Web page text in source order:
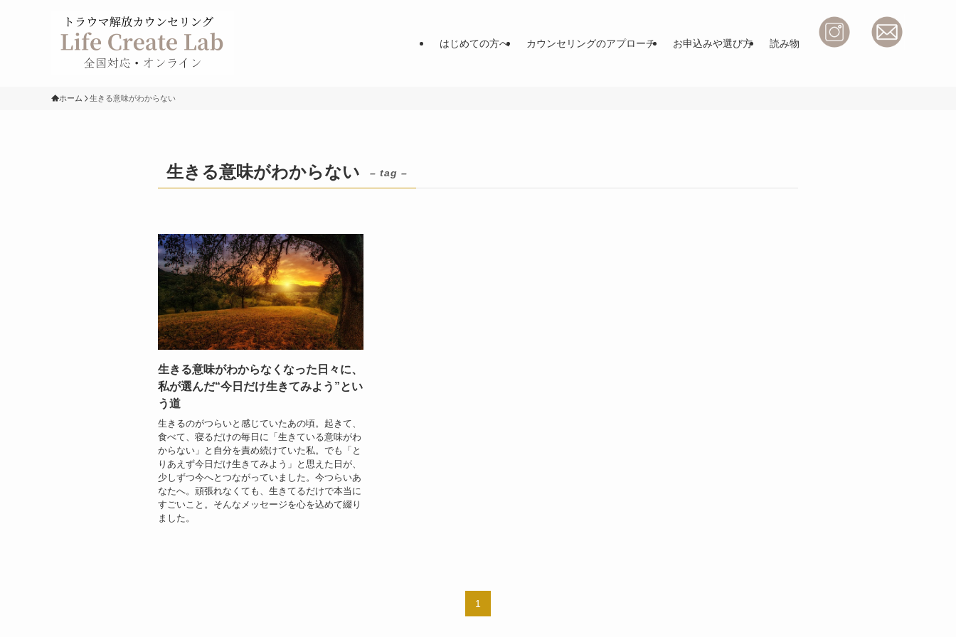
はじめての方へ カウンセリングのアプローチ お申込みや選び方 読み物
ホーム 生きる意味がわからない
生きる意味がわからない – tag –
生きる意味がわからなくなった日々に、
私が選んだ“今日だけ生きてみよう”とい
う道
生きるのがつらいと感じていたあの頃。起きて、
食べて、寝るだけの毎日に「生きている意味がわ
からない」と自分を責め続けていた私。でも「と
りあえず今日だけ生きてみよう」と思えた日が、
少しずつ今へとつながっていました。今つらいあ
なたへ。頑張れなくても、生きてるだけで本当に
すごいこと。そんなメッセージを心を込めて綴り
ました。
1